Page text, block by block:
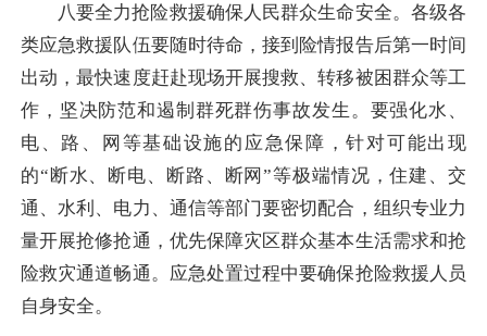
八要全力抢险救援确保人民群众生命安全。各级各
类应急救援队伍要随时待命，接到险情报告后第一时间
出动，最快速度赶赴现场开展搜救、转移被困群众等工
作，坚决防范和遏制群死群伤事故发生。要强化水、
电、路、网等基础设施的应急保障，针对可能出现
的“断水、断电、断路、断网”等极端情况，住建、交
通、水利、电力、通信等部门要密切配合，组织专业力
量开展抢修抢通，优先保障灾区群众基本生活需求和抢
险救灾通道畅通。应急处置过程中要确保抢险救援人员
自身安全。